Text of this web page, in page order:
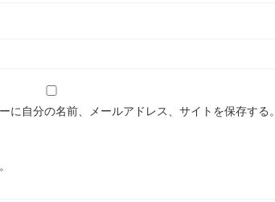
に自分の名前、メールアドレス、サイトを保存する。